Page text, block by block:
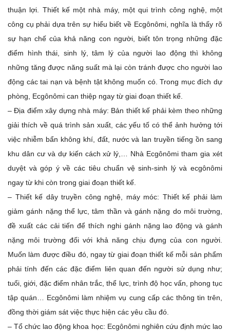
thuận lợi. Thiết kế một nhà máy, một qui trình công nghệ, một
công cụ phải dựa trên sự hiểu biết về Ecgônômi, nghĩa là thấy rõ
sự hạn chế của khả năng con người, biết tôn trọng những đặc
điểm hình thái, sinh lý, tâm lý của người lao động thì không
những tăng được năng suất mà lại còn tránh được cho người lao
động các tai nạn và bệnh tật không muốn có. Trong mục đích dự
phòng, Ecgônômi can thiệp ngay từ giai đoạn thiết kế.
– Địa điểm xây dựng nhà máy: Bản thiết kế phải kèm theo những
giải thích về quá trình sản xuất, các yếu tố có thể ảnh hưởng tới
việc nhiễm bẩn không khí, đất, nước và lan truyền tiếng ồn sang
khu dân cư và dự kiến cách xử lý,… Nhà Ecgônômi tham gia xét
duyệt và góp ý về các tiêu chuẩn vệ sinh-sinh lý và ecgônômi
ngay từ khi còn trong giai đoạn thiết kế.
– Thiết kế dây truyền công nghệ, máy móc: Thiết kế phải làm
giảm gánh nặng thể lực, tâm thần và gánh nặng do môi trường,
đề xuất các cải tiến để thích nghi gánh nặng lao động và gánh
nặng môi trường đối với khả năng chịu đựng của con người.
Muốn làm được điều đó, ngay từ giai đoạn thiết kế mỗi sản phẩm
phải tính đến các đặc điểm liên quan đến người sử dụng như;
tuổi, giới, đặc điểm nhân trắc, thể lực, trình độ học vấn, phong tục
tập quán… Ecgônômi làm nhiệm vụ cung cấp các thông tin trên,
đồng thời giám sát việc thực hiện các yêu cầu đó.
– Tổ chức lao động khoa học: Ecgônômi nghiên cứu định mức lao